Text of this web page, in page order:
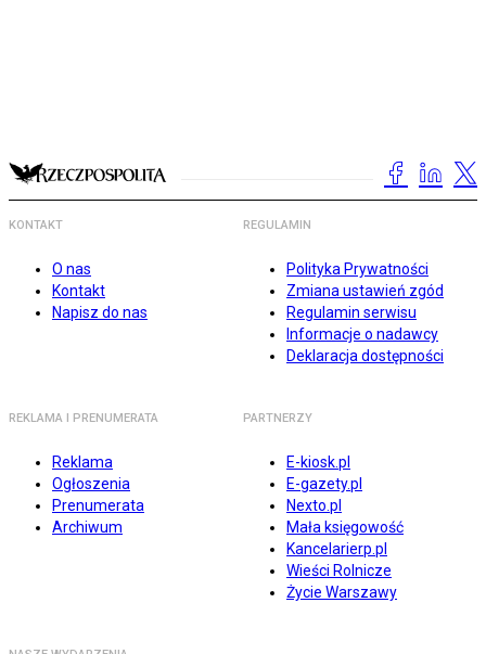
KONTAKT
O nas
Kontakt
Napisz do nas
REGULAMIN
Polityka Prywatności
Zmiana ustawień zgód
Regulamin serwisu
Informacje o nadawcy
Deklaracja dostępności
REKLAMA I PRENUMERATA
Reklama
Ogłoszenia
Prenumerata
Archiwum
PARTNERZY
E-kiosk.pl
E-gazety.pl
Nexto.pl
Mała księgowość
Kancelarierp.pl
Wieści Rolnicze
Życie Warszawy